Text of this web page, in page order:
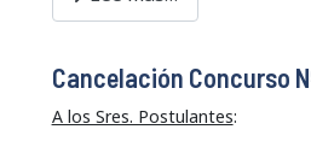
Cancelación Concurso
A los Sres. Postulantes: